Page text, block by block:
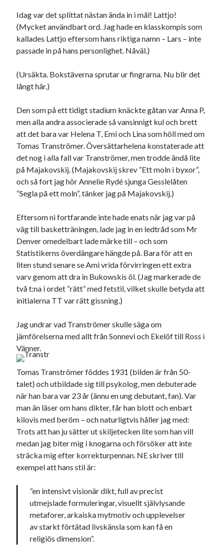
18 19 20 21 22 23 24
25 26 27 28 29 30 31
« nov jan »
Sök
Kategorier
Kategorier
#blogg100 allmänbildning barn
barnen basket bil corona
död England fest film
historia hotell jobb
Julkalendern
julkalendern 2021 Julkalendern 2024
kåseri mat minne
minnen
nostalgi ord radio recept
resa sekrutt skola
sommar språk språkpolis
Stockholm svenska tips tåg
USA
Fantastiskt välformulerad moderecensent
Onödiga citattecken
Idag var det splittat nästan ända in i mål! Lattjo!
(Mycket användbart ord. Jag hade en klasskompis som
kallades Lattjo eftersom hans riktiga namn – Lars – inte
passade in på hans personlighet. Nåväl.)
(Ursäkta. Bokstäverna sprutar ur fingrarna. Nu blir det
långt här.)
Den som på ett tidigt stadium knäckte gåtan var Anna P,
men alla andra associerade så vansinnigt kul och brett
att det bara var Helena T, Emi och Lina som höll med om
Tomas Tranströmer. Översättarhelena konstaterade att
det nog i alla fall var Tranströmer, men trodde ändå lite
på Majakovskij. (Majakovskij skrev ”Ett moln i byxor”,
och så fort jag hör Annelie Rydé sjunga Gesslelåten
”Segla på ett moln”, tänker jag på Majakovskij.)
Eftersom ni fortfarande inte hade enats när jag var på
väg till basketträningen, lade jag in en ledtråd som Mr
Denver omedelbart lade märke till – och som
Statistikerns överdängare hängde på. Bara för att en
liten stund senare se Ami vrida förvirringen ett extra
varv genom att dra in Bukowskis öl. (Jag markerade de
två t:na i ordet ”rätt” med fetstil, vilket skulle betyda att
initialerna TT var rätt gissning.)
Jag undrar vad Tranströmer skulle säga om
jämförelserna med allt från Sonnevi och Ekelöf till Ross i
Vänner.
Tomas Tranströmer föddes 1931 (bilden är från 50-
talet) och utbildade sig till psykolog, men debuterade
när han bara var 23 år (ännu en ung debutant, fan). Var
man än läser om hans dikter, får han blott och enbart
kilovis med beröm – och naturligtvis håller jag med:
Trots att han ju sätter ut skiljetecken lite som han vill
medan jag biter mig i knogarna och försöker att inte
sträcka mig efter korrekturpennan. NE skriver till
exempel att hans stil är:
”en intensivt visionär dikt, full av precist
utmejslade formuleringar, visuellt självlysande
metaforer, arkaiska mytmotiv och upplevelser
av starkt förtätad livskänsla som kan få en
religiös dimension”.